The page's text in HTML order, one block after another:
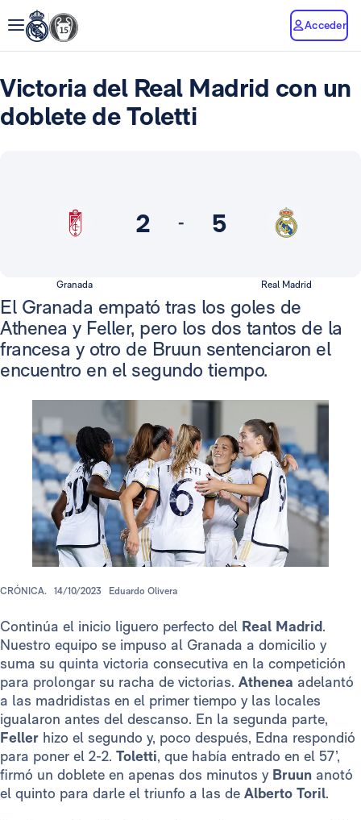
Acceder
Victoria del Real Madrid con un
doblete de Toletti
2 - 5
Granada Real Madrid
El Granada empató tras los goles de
Athenea y Feller, pero los dos tantos de la
francesa y otro de Bruun sentenciaron el
encuentro en el segundo tiempo.
CRÓNICA. 14/10/2023 Eduardo Olivera
Continúa el inicio liguero perfecto del Real Madrid.
Nuestro equipo se impuso al Granada a domicilio y
suma su quinta victoria consecutiva en la competición
para prolongar su racha de victorias. Athenea adelantó
a las madridistas en el primer tiempo y las locales
igualaron antes del descanso. En la segunda parte,
Feller hizo el segundo y, poco después, Edna respondió
para poner el 2-2. Toletti, que había entrado en el 57’,
firmó un doblete en apenas dos minutos y Bruun anotó
el quinto para darle el triunfo a las de Alberto Toril.